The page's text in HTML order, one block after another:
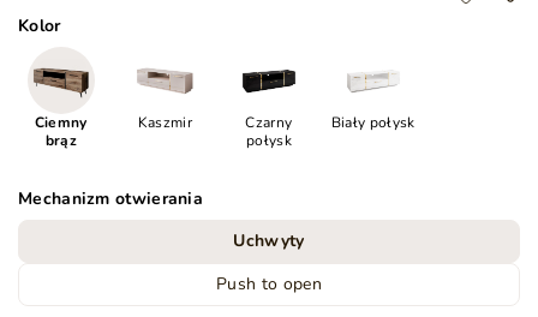
Kolor
Ciemny
brąz
Kaszmir
Czarny
połysk
Biały połysk
Mechanizm otwierania
Uchwyty
Push to open